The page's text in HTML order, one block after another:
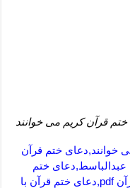
قرآن کریم می خوانند
خوانند,دعای ختم قرآن
عبدالباسط,دعای ختم
قرآن از کدام معصوم است,دعای ختم قرآن pdf,دعای ختم قرآن با